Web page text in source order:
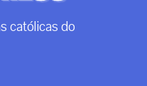
católicas do